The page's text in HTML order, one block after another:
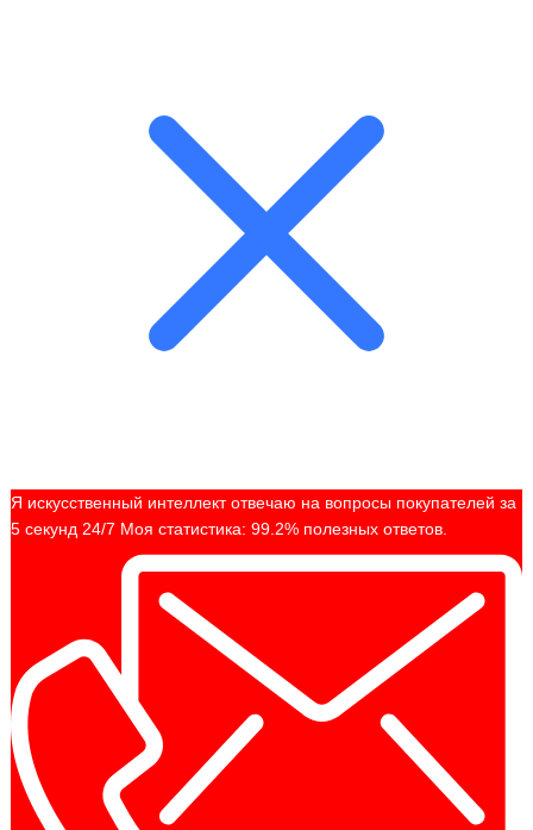
Я искусственный интеллект отвечаю на вопросы покупателей за
5 секунд 24/7 Моя статистика: 99.2% полезных ответов.